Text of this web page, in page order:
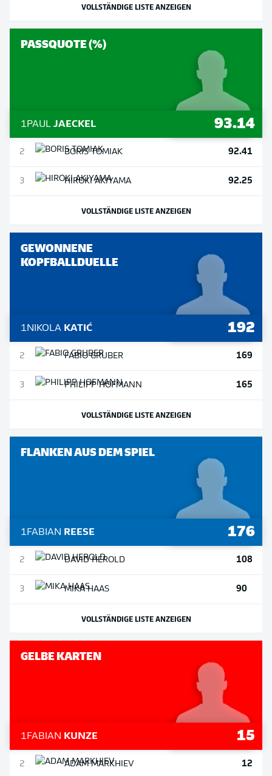
VOLLSTÄNDIGE LISTE ANZEIGEN
PASSQUOTE (%)
1PAUL JAECKEL 93.14
2 BORISTOMIAK 92.41
3 HIROKIAKIYAMA 92.25
VOLLSTÄNDIGE LISTE ANZEIGEN
GEWONNENE
KOPFBALLDUELLE
1NIKOLA KATIĆ 192
2 FABIOGRUBER 169
3 PHILIPPHOFMANN 165
VOLLSTÄNDIGE LISTE ANZEIGEN
FLANKEN AUS DEM SPIEL
1FABIAN REESE 176
2 DAVIDHEROLD 108
3 MIKAHAAS 90
VOLLSTÄNDIGE LISTE ANZEIGEN
GELBE KARTEN
1FABIAN KUNZE 15
2 ADAMMARKHIEV 12